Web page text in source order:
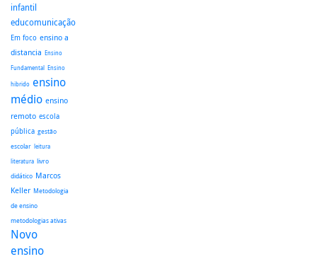
infantil
educomunicação
Em foco ensino a
distancia Ensino
Fundamental Ensino
hibrido ensino
médio ensino
remoto escola
pública gestão
escolar leitura
literatura livro
didático Marcos
Keller Metodologia
de ensino
metodologias ativas
Novo
ensino